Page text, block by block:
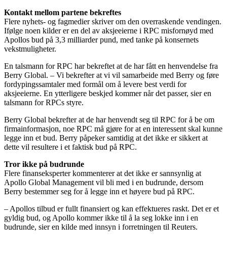
Kontakt mellom partene bekreftes
Flere nyhets- og fagmedier skriver om den overraskende vendingen.
Ifølge noen kilder er en del av aksjeeierne i RPC misfornøyd med
Apollos bud på 3,3 milliarder pund, med tanke på konsernets
vekstmuligheter.
En talsmann for RPC har bekreftet at de har fått en henvendelse fra
Berry Global. – Vi bekrefter at vi vil samarbeide med Berry og føre
fordypingssamtaler med formål om å levere best verdi for
aksjeeierne. En ytterligere beskjed kommer når det passer, sier en
talsmann for RPCs styre.
Berry Global bekrefter at de har henvendt seg til RPC for å be om
firmainformasjon, noe RPC må gjøre for at en interessent skal kunne
legge inn et bud. Berry påpeker samtidig at det ikke er sikkert at
dette vil resultere i et faktisk bud på RPC.
Tror ikke på budrunde
Flere finanseksperter kommenterer at det ikke er sannsynlig at
Apollo Global Management vil bli med i en budrunde, dersom
Berry bestemmer seg for å legge inn et høyere bud på RPC.
– Apollos tilbud er fullt finansiert og kan effektueres raskt. Det er et
gyldig bud, og Apollo kommer ikke til å la seg lokke inn i en
budrunde, sier en kilde med innsyn i forretningen til Reuters.